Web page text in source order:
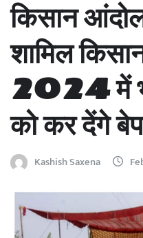
किसान
शामिल
2024 में
को कर देंगे
Kashish Saxena